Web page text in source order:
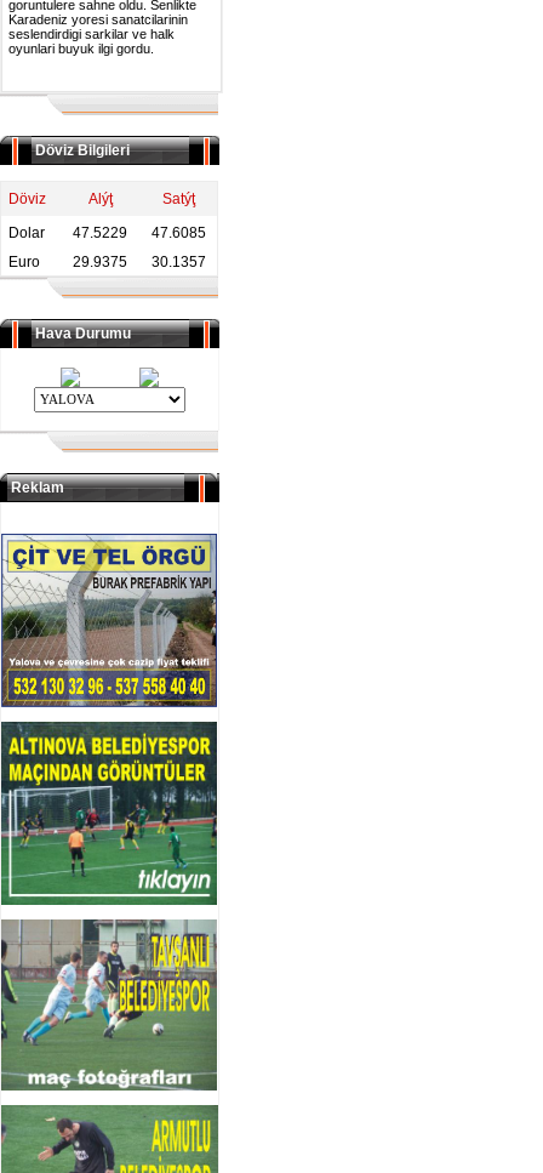
goruntulere sahne oldu. Senlikte
Karadeniz yoresi sanatcilarinin
seslendirdigi sarkilar ve halk
oyunlari buyuk ilgi gordu.
Döviz Bilgileri
Döviz Alýţ
Satýţ
Dolar
47.5229
47.6085
Euro
29.9375 30.1357
Hava Durumu
Reklam